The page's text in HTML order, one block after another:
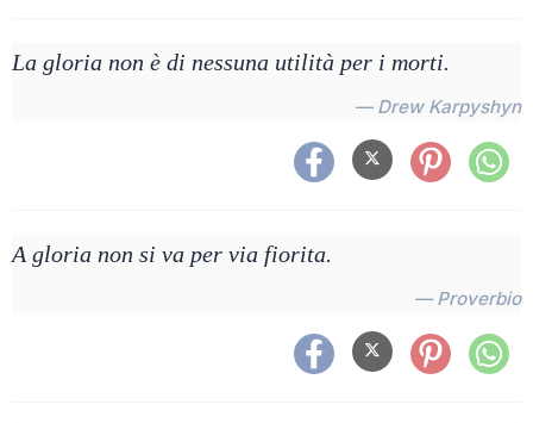
La gloria non è di nessuna utilità per i morti.
— Drew Karpyshyn
A gloria non si va per via fiorita.
— Proverbio